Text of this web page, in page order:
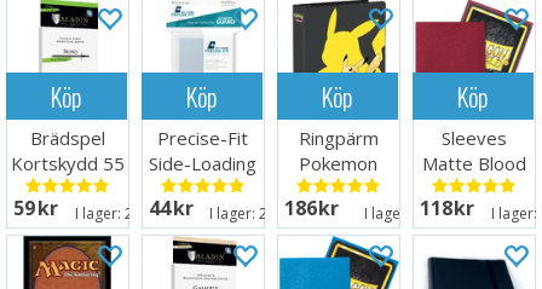
Köp
Brädspel
Kortskydd 55
st 70x120
59 SEK I lager: 20+
Köp
Precise-Fit
Side-Loading
Clear 64x89
44 SEK I lager:20+
Köp
Ringpärm
Pokemon
Pikachu
186 SEK I lager: 6
Köp
Sleeves
Matte Blood
Red x100
66x91
118 SEK I lager: